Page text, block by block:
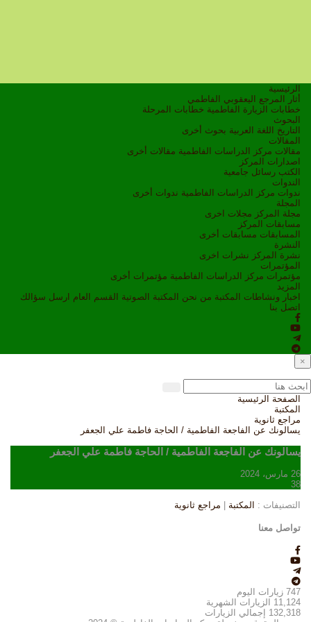
الرئيسية
أثار المرجع اليعقوبي الفاطمي
خطابات الزيارة الفاطمية خطابات المرحلة
البحوث
التاريخ
اللغة العربية بحوث أخرى
المقالات
مقالات مركز الدراسات الفاطمية مقالات أخرى
اصدارات المركز
الكتب رسائل جامعية
الندوات
ندوات مركز الدراسات الفاطمية ندوات أخرى
المجلة
مجلة المركز مجلات اخرى
مسابقات المركز
المسابقات مسابقات أخرى
النشرة
نشرة المركز نشرات اخرى
المؤتمرات
مؤتمرات مركز الدراسات الفاطمية مؤتمرات أخرى
المزيد
اخبار ونشاطات
المكتبة من نحن المكتبة الصوتية القسم العام ارسل سؤالك
اتصل بنا
×
الصفحة الرئيسية
المكتبة
مراجع ثانوية
يسالونك عن الفاجعة الفاطمية / الحاجة فاطمة علي الجعفر
يسالونك عن الفاجعة الفاطمية / الحاجة فاطمة علي الجعفر
26 مارس، 2024
38
التصنيفات : المكتبة مراجع ثانوية
تواصل معنا
747 زيارات اليوم
11,124
الزيارات الشهرية
132,318
إجمالي الزيارات